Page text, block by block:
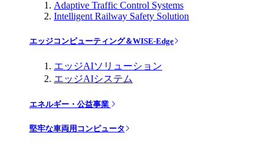
Adaptive Traffic Control Systems
Intelligent Railway Safety Solution
エッジコンピューティング＆WISE-Edge
エッジAIソリューション
エッジAIシステム
エネルギー・公益事業
堅牢な車両用コンピュータ